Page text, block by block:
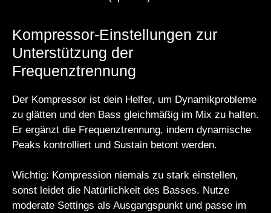
Kompressor-Einstellungen zur
Unterstützung der
Frequenztrennung
Der Kompressor ist dein Helfer, um Dynamikprobleme
zu glätten und den Bass gleichmäßig im Mix zu halten.
Er ergänzt die Frequenztrennung, indem dynamische
Peaks kontrolliert und Sustain betont werden.
Wichtig: Kompression niemals zu stark einstellen,
sonst leidet die Natürlichkeit des Basses. Nutze
moderate Settings als Ausgangspunkt und passe im